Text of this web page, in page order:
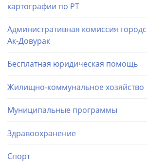
картографии по РТ
Административная комиссия
Ак-Довурак
Бесплатная юридическая помощь
Жилищно-коммунальное хозяйство
Муниципальные программы
Здравоохранение
Спорт